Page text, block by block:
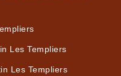
Les Templiers
Les Templiers